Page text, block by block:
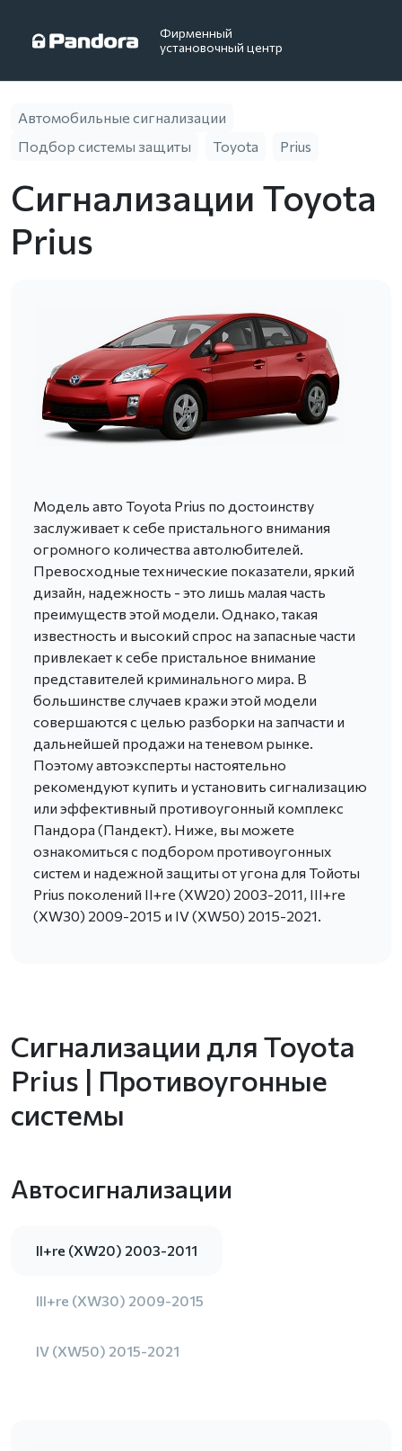
Фирменный
установочный центр
Автомобильные сигнализации
Подбор системы защиты
Toyota Prius
Сигнализации Toyota
Prius
Модель авто Toyota Prius по достоинству
заслуживает к себе пристального внимания
огромного количества автолюбителей.
Превосходные технические показатели, яркий
дизайн, надежность - это лишь малая часть
преимуществ этой модели. Однако, такая
известность и высокий спрос на запасные части
привлекает к себе пристальное внимание
представителей криминального мира. В
большинстве случаев кражи этой модели
совершаются с целью разборки на запчасти и
дальнейшей продажи на теневом рынке.
Поэтому автоэксперты настоятельно
рекомендуют купить и установить сигнализацию
или эффективный противоугонный комплекс
Пандора (Пандект). Ниже, вы можете
ознакомиться с подбором противоугонных
систем и надежной защиты от угона для Тойоты
Prius поколений II+re (XW20) 2003-2011, III+re
(XW30) 2009-2015 и IV (XW50) 2015-2021.
Сигнализации для Toyota
Prius | Противоугонные
системы
Автосигнализации
II+re (XW20) 2003-2011
III+re (XW30) 2009-2015
IV (XW50) 2015-2021